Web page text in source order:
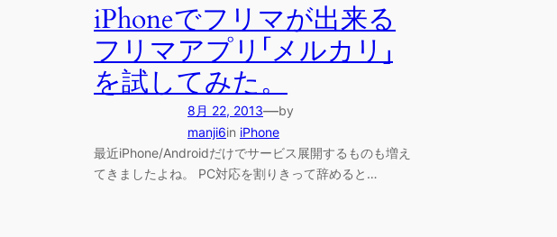
iPhoneでフリマが出来る
フリマアプリ「メルカリ」
を試してみた。
8月 22, 2013—by
manji6in iPhone
最近iPhone/Androidだけでサービス展開するものも増え
てきましたよね。 PC対応を割りきって辞めると…